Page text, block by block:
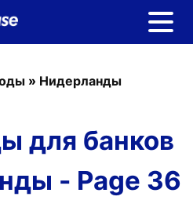
» Нидерланды
для банков
- Page 36